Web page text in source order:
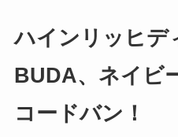
ハインリッヒデ
BUDA、ネイビ
コードバン！